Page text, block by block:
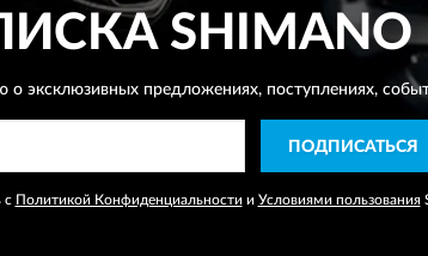
SHIMANO
эксклюзивных предложениях,поступлениях,
ПОДПИСАТЬСЯ
с Политикой Конфиденциальности и Условиями пользования